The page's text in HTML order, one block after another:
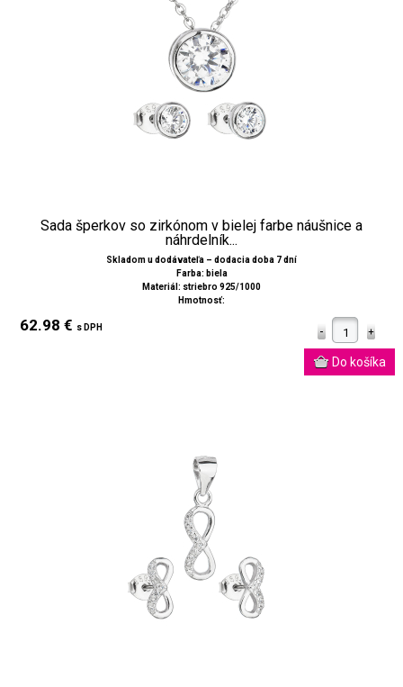
Sada šperkov so zirkónom v bielej farbe náušnice a
náhrdelník...
Skladom u dodávateľa – dodacia doba 7 dní
Farba: biela
Materiál: striebro 925/1000
Hmotnosť:
62.98 € s DPH